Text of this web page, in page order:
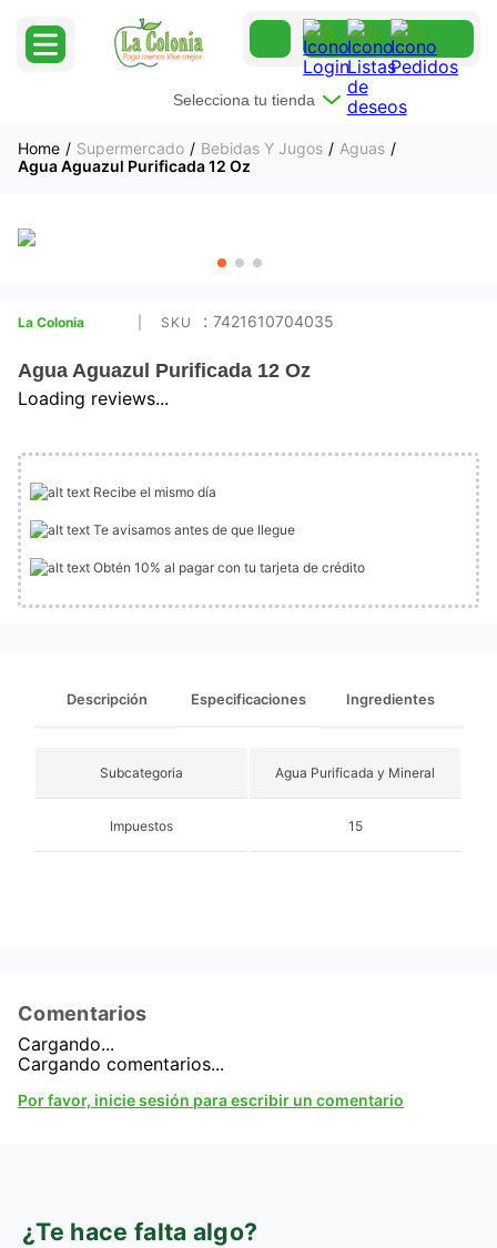
Selecciona tu tienda
Supermercado Bebidas Y Jugos
Aguas
Agua Aguazul Purificada 12 Oz
La Colonia : 7421610704035
Agua Aguazul Purificada 12 Oz
Loading reviews...
Recibe el mismo día
Te avisamos antes de que llegue
Obtén 10% al pagar con tu tarjeta de crédito
Descripción Especificaciones Ingredientes
Subcategoria Agua Purificada y Mineral
Impuestos 15
Comentarios
Cargando...
Por favor, inicie sesión para escribir un comentario
Cargando comentarios...
¿Te hace falta algo?